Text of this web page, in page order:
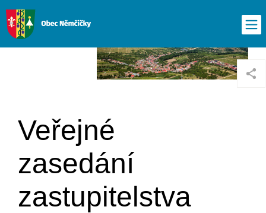
Veřejné
zasedání
zastupitelstva